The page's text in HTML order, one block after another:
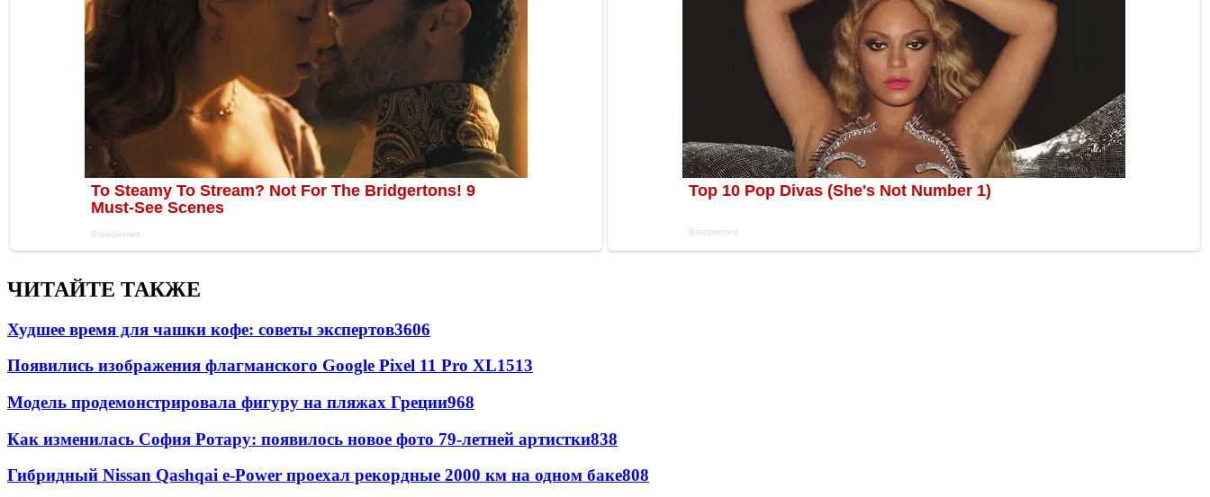
ЧИТАЙТЕ ТАКЖЕ
Худшее время для чашки кофе: советы экспертов3606
Появились изображения флагманского Google Pixel 11 Pro XL1513
Модель продемонстрировала фигуру на пляжах Греции968
Как изменилась София Ротару: появилось новое фото 79-летней артистки838
Гибридный Nissan Qashqai e-Power проехал рекордные 2000 км на одном баке808